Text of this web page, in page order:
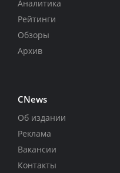
Аналитика
Рейтинги
Обзоры
Архив
CNews
Об издании
Реклама
Вакансии
Контакты